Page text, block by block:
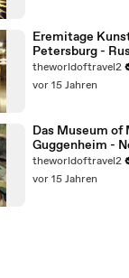
Eremitage Kunstmusee - Sankt
Petersburg -
theworldoftravel2
vor 15 Jahren
Das Museum
theworldoftravel2
vor 15 Jahren